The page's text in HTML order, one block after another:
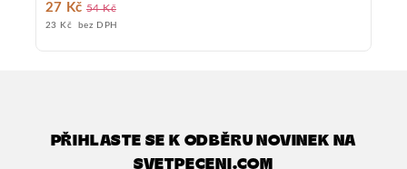
23 Kč bez DPH
54 Kč
27 Kč
PŘIHLASTE SE K ODBĚRU NOVINEK NA
SVETPECENI.COM